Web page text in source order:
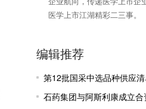
医学上市江湖精彩二三事。
编辑推荐
第12批国采中选品种供应
石药集团与阿斯利康成立